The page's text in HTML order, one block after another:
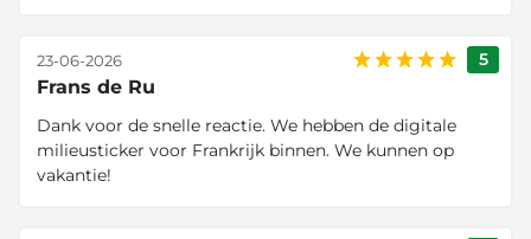
5
Frans de Ru
23-06-2026
Dank voor de snelle reactie. We hebben de digitale
milieusticker voor Frankrijk binnen. We kunnen op
vakantie!